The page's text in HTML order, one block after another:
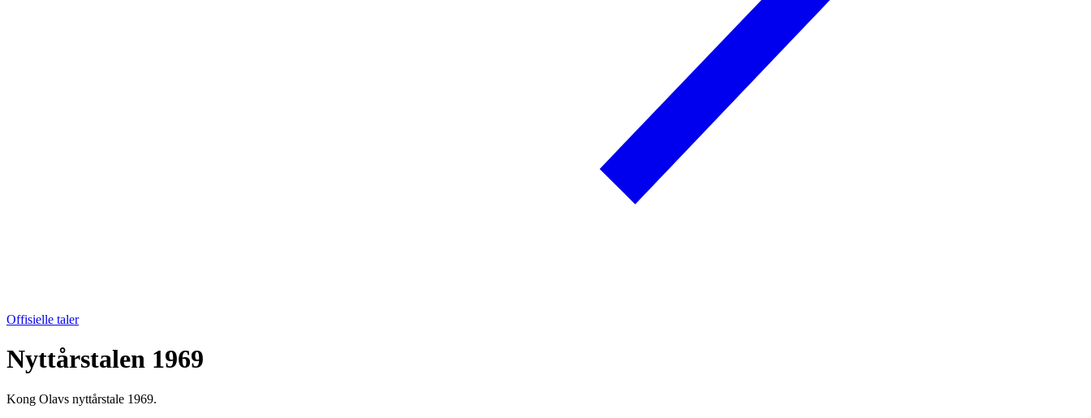
Offisielle taler
Nyttårstalen 1969
Kong Olavs nyttårstale 1969.